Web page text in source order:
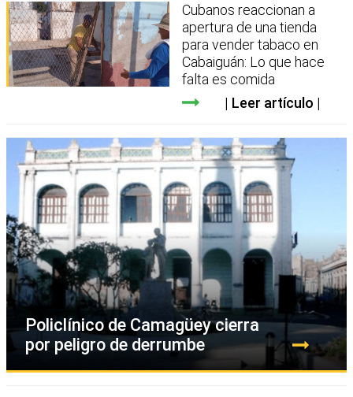
Cubanos reaccionan a
apertura de una tienda
para vender tabaco en
Cabaiguán: Lo que hace
falta es comida
Leer artículo
Policlínico de Camagüey cierra
por peligro de derrumbe